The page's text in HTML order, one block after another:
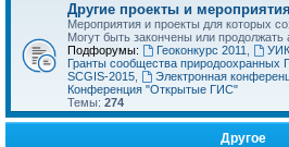
Другие проекты и мероприятия
Мероприятия и проекты для которых
Могут быть закончены или продолжать
Подфорумы:
Геоконкурс 2011
Гранты сообщества природоохранных
SCGIS-2015
Электронная
Конференция "Открытые ГИС"
Темы: 274
Другое